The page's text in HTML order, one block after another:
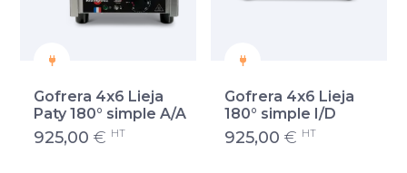
Gofrera 4x6 Lieja
Paty 180° simple A/A
925,00 € HT
Gofrera 4x6 Lieja
180° simple I/D
925,00 € HT